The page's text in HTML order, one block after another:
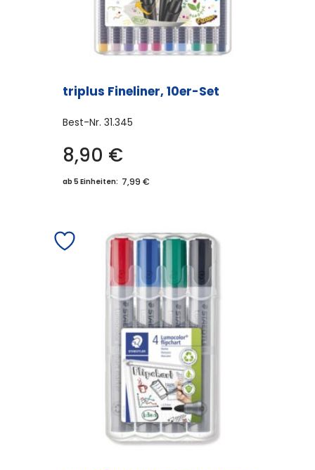
triplus Fineliner, 10er-Set
Best-Nr. 31.345
8,90 €
ab 5 Einheiten: 7,99 €